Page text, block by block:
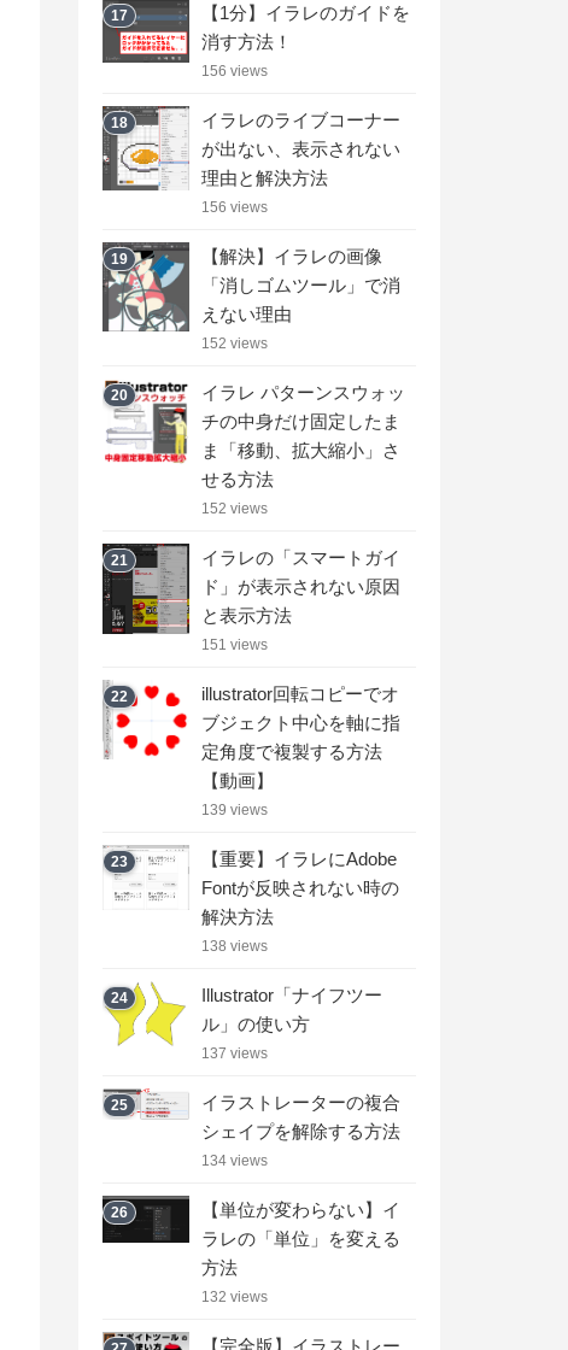
17
【1分】イラレのガイドを
消す方法！
156 views
18
イラレのライブコーナー
が出ない、表示されない
理由と解決方法
156 views
19
【解決】イラレの画像
「消しゴムツール」で消
えない理由
152 views
20
イラレ パターンスウォッ
チの中身だけ固定したま
ま「移動、拡大縮小」さ
せる方法
152 views
21
イラレの「スマートガイ
ド」が表示されない原因
と表示方法
151 views
22
illustrator回転コピーでオ
ブジェクト中心を軸に指
定角度で複製する方法
【動画】
139 views
23
【重要】イラレにAdobe
Fontが反映されない時の
解決方法
138 views
24
Illustrator「ナイフツー
ル」の使い方
137 views
25
イラストレーターの複合
シェイプを解除する方法
134 views
26
【単位が変わらない】イ
ラレの「単位」を変える
方法
132 views
【完全版】イラストレー